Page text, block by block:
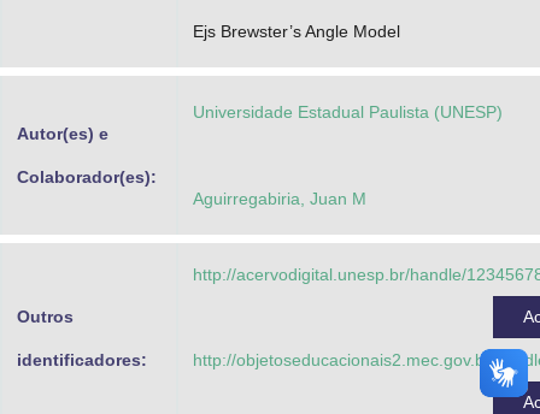
Ejs Brewster’s Angle Model
Autor(es) e
Colaborador(es):
Universidade Estadual Paulista (UNESP)
Aguirregabiria, Juan M
Outros
identificadores:
http://acervodigital.unesp.br/handle/
http://objetoseducacionais2.mec.gov.br/